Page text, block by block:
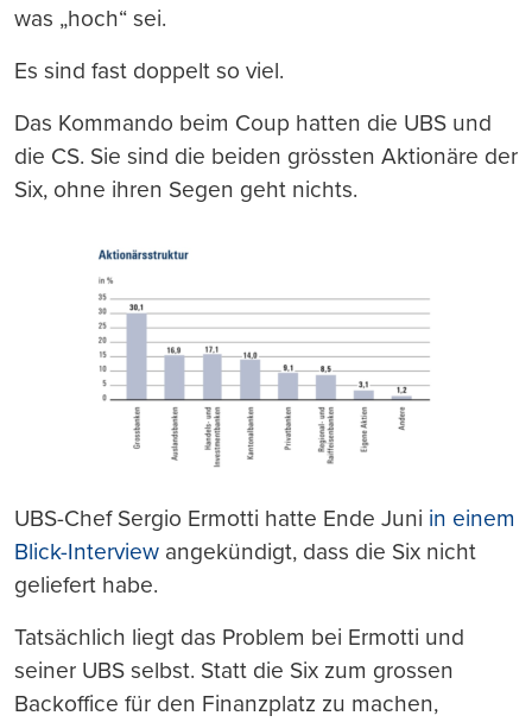
was „hoch“ sei.
Es sind fast doppelt so viel.
Das Kommando beim Coup hatten die UBS und
die CS. Sie sind die beiden grössten Aktionäre der
Six, ohne ihren Segen geht nichts.
UBS-Chef Sergio Ermotti hatte Ende Juni in einem
Blick-Interview angekündigt, dass die Six nicht
geliefert habe.
Tatsächlich liegt das Problem bei Ermotti und
seiner UBS selbst. Statt die Six zum grossen
Backoffice für den Finanzplatz zu machen,